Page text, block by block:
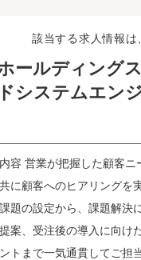
該当する求人情報は
ールディング
システムエン
容 営業が把握した顧客ニ
に顧客へのヒアリングを
題の設定から、課題解決
案、受注後の導入に向け
トまで一気通貫してご担